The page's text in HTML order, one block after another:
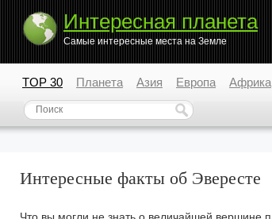
Интересная планета
Самые интересные места на Земле
TOP 30 Планета Азия Европа Африка
Интересные факты об Эвересте